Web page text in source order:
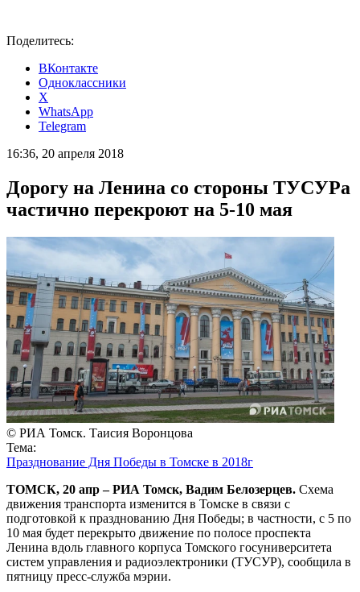
Поделитесь:
ВКонтакте
Одноклассники
X
WhatsApp
Telegram
16:36, 20 апреля 2018
Дорогу на Ленина со стороны ТУСУРа
частично перекроют на 5-10 мая
© РИА Томск. Таисия Воронцова
Тема:
Празднование Дня Победы в Томске в 2018г
ТОМСК, 20 апр – РИА Томск, Вадим Белозерцев. Схема
движения транспорта изменится в Томске в связи с
подготовкой к празднованию Дня Победы; в частности, с 5 по
10 мая будет перекрыто движение по полосе проспекта
Ленина вдоль главного корпуса Томского госуниверситета
систем управления и радиоэлектроники (ТУСУР), сообщила в
пятницу пресс-служба мэрии.